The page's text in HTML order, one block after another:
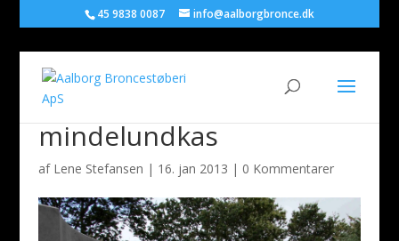
45 9838 0087 info@aalborgbronce.dk
mindelundkas
af Lene Stefansen | 16. jan 2013 | 0 Kommentarer